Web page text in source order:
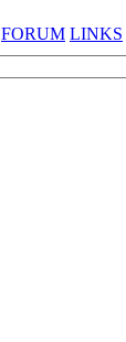
FORUM LINKS